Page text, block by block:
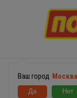
Ваш город Москва